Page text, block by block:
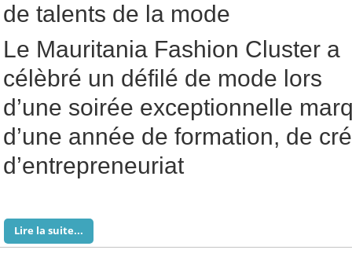
de talents de la mode
Le Mauritania Fashion Cluster a
célèbré un défilé de mode lors
d’une soirée exceptionnelle
d’une année de formation, de
d’entrepreneuriat
Lire la suite...